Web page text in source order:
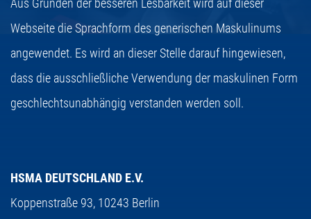
Aus Gründen der besseren Lesbarkeit wird auf dieser
Webseite die Sprachform des generischen Maskulinums
angewendet. Es wird an dieser Stelle darauf hingewiesen,
dass die ausschließliche Verwendung der maskulinen Form
geschlechtsunabhängig verstanden werden soll.
HSMA DEUTSCHLAND E.V.
Koppenstraße 93, 10243 Berlin